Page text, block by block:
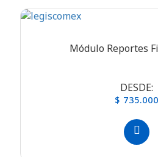
Módulo Reportes
DESDE:
$ 735.000